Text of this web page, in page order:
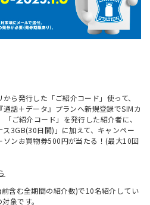
ら発行した「ご紹介コード」使って、
話＋データ』プランへ新規登録でSIMカ
ご紹介コード」を発行した紹介者に、
3GB(30日間)」に加えて、キャンペー
ソンお買物券500円が当たる！(最大10回
含む全期間の紹介数)で10名紹介してい
象です。